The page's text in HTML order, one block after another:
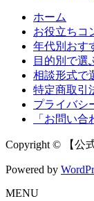
ホーム
お役立ちコ
年代別おす
目的別で選
相談形式で
特定商取引
プライバシ
「お問い合
Copyright © 【公
Powered by
MENU